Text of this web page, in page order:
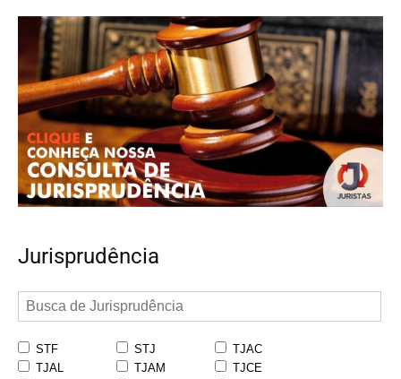
Jurisprudência
STF STJ
TJAC
TJAL
TJAM
TJCE